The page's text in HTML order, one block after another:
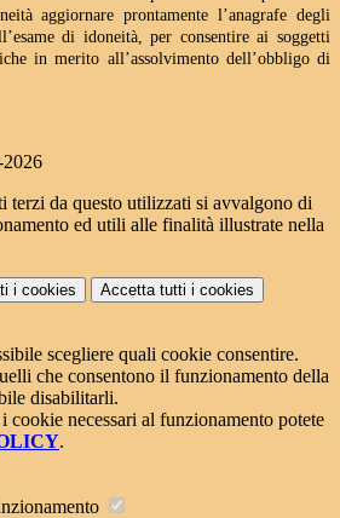
aggiornare prontamente l’anagrafe degli
di idoneità, per consentire ai soggetti
in merito all’assolvimento dell’obbligo di
terzi da questo utilizzati si avvalgono di
ed utili alle finalità illustrate nella
i cookies Accetta tutti i cookies
scegliere quali cookie consentire.
che consentono il funzionamento della
disabilitarli.
cookie necessari al funzionamento potete
.